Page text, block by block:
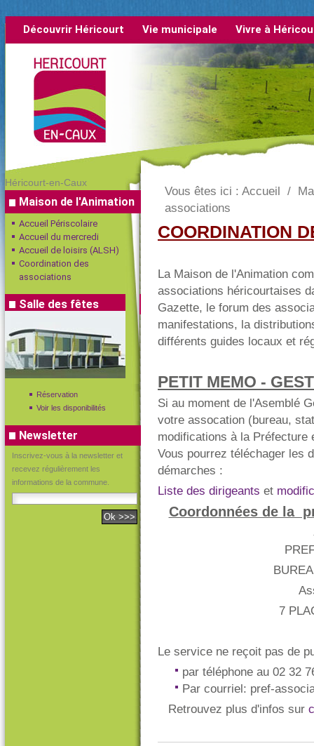
Découvrir Héricourt Vie municipale
Vivre à
Vous êtes ici : Accueil /
associations
COORDINATION
La Maison de l'Animation
associations héricourtaises
Gazette, le forum des
manifestations, la
différents guides locaux et
PETIT MEMO -
Si au moment de l'Asemblé
votre assocation (bureau,
modifications à la
Vous pourrez téléchager les
démarches :
Liste des dirigeants et
Coordonnées de la
7
Le service ne reçoit pas de
par téléphone au 02 32
Par courriel: pref-
Retrouvez plus d'infos sur
Héricourt-en-Caux
Maison de l'Animation
Accueil Périscolaire
Accueil du mercredi
Accueil de loisirs (ALSH)
Coordination des
associations
Salle des fêtes
Réservation
Voir les disponibilités
Newsletter
Inscrivez-vous à la newsletter et
recevez régulièrement les
informations de la commune.